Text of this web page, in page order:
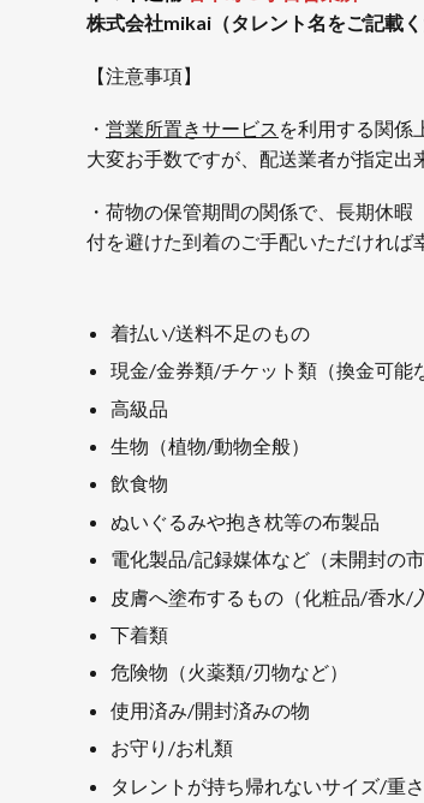
株式会社mikai（タレント名をご記載く
【注意事項】
・ 営業所置きサービス を利用する関係
大変お手数ですが、配送業者が指定出
・荷物の保管期間の関係で、長期休
付を避けた到着のご手配いただければ
着払い/送料不足のもの
現金/金券類/チケット類（換金可能
高級品
生物（植物/動物全般）
飲食物
ぬいぐるみや抱き枕等の布製品
電化製品/記録媒体など（未開封の
皮膚へ塗布するもの（化粧品/香水/
下着類
危険物（火薬類/刃物など）
使用済み/開封済みの物
お守り/お札類
タレントが持ち帰れないサイズ/重